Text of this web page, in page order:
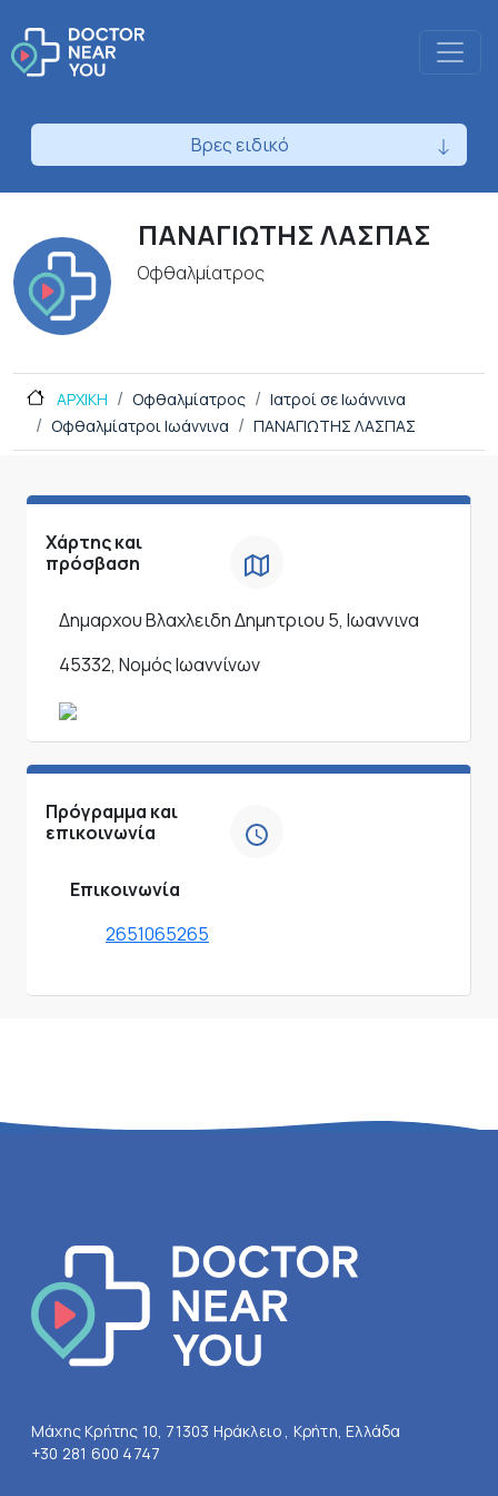
Βρες ειδικό
ΠΑΝΑΓΙΩΤΗΣ ΛΑΣΠΑΣ
Οφθαλμίατρος
ΑΡΧΙΚΗ Οφθαλμίατρος
Ιατροί σε Ιωάννινα
Οφθαλμίατροι Ιωάννινα
ΠΑΝΑΓΙΩΤΗΣ ΛΑΣΠΑΣ
Χάρτης και
πρόσβαση
Δημαρχου Βλαχλειδη Δημητριου 5, Ιωαννινα
45332, Νομός Ιωαννίνων
Πρόγραμμα και
επικοινωνία
Επικοινωνία
2651065265
Μάχης Κρήτης 10, 71303 Ηράκλειο , Κρήτη, Ελλάδα
+30 281 600 4747